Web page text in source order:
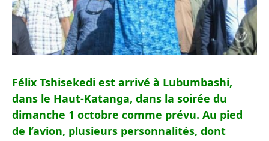
Félix Tshisekedi est arrivé à Lubumbashi,
dans le Haut-Katanga, dans la soirée du
dimanche 1 octobre comme prévu. Au pied
de l’avion, plusieurs personnalités, dont